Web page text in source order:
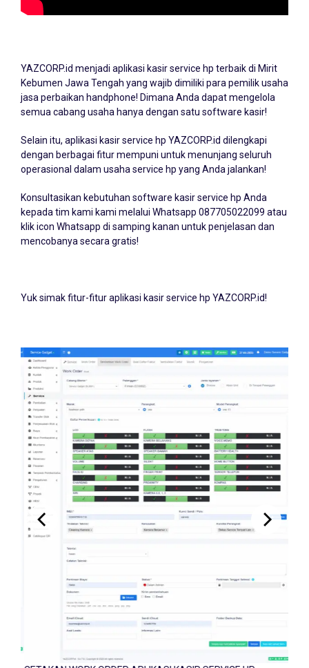
YAZCORP.id menjadi aplikasi kasir service hp terbaik di Mirit
Kebumen Jawa Tengah yang wajib dimiliki para pemilik usaha
jasa perbaikan handphone! Dimana Anda dapat mengelola
semua cabang usaha hanya dengan satu software kasir!
Selain itu, aplikasi kasir service hp YAZCORP.id dilengkapi
dengan berbagai fitur mempuni untuk menunjang seluruh
operasional dalam usaha service hp yang Anda jalankan!
Konsultasikan kebutuhan software kasir service hp Anda
kepada tim kami kami melalui Whatsapp 087705022099 atau
klik icon Whatsapp di samping kanan untuk penjelasan dan
mencobanya secara gratis!
Yuk simak fitur-fitur aplikasi kasir service hp YAZCORP.id!
CETAKAN WORK ORDER APLIKASI KASIR SERVICE HP